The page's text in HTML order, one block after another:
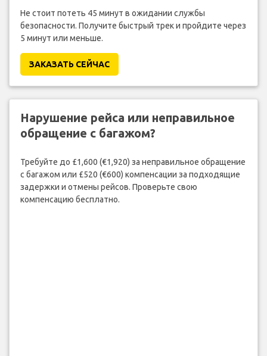
Не стоит потеть 45 минут в ожидании службы
безопасности. Получите быстрый трек и пройдите через
5 минут или меньше.
ЗАКАЗАТЬ СЕЙЧАС
Нарушение рейса или неправильное
обращение с багажом?
Требуйте до £1,600 (€1,920) за неправильное обращение
с багажом или £520 (€600) компенсации за подходящие
задержки и отмены рейсов. Проверьте свою
компенсацию бесплатно.